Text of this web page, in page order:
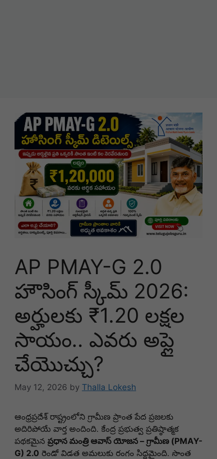
AP PMAY-G 2.0
హౌసింగ్ స్కీమ్ 2026:
అర్హులకు ₹1.20 లక్షల
సాయం.. ఎవరు అప్లై
చేయొచ్చు?
May 12, 2026 by Thalla Lokesh
ఆంధ్రప్రదేశ్ రాష్ట్రంలోని గ్రామీణ ప్రాంత పేద ప్రజలకు
అదిరిపోయే వార్త అందింది. కేంద్ర ప్రభుత్వ ప్రతిష్ఠాత్మక
పథకమైన ప్రధాన మంత్రి ఆవాస్ యోజన – గ్రామీణ (PMAY-
G) 2.0 రెండో విడత అమలుకు రంగం సిద్ధమైంది. సొంత